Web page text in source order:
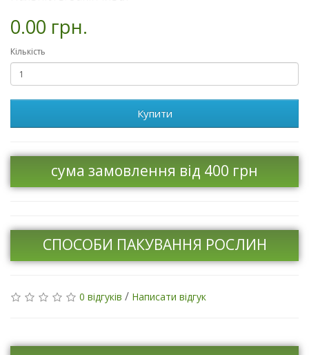
0.00 грн.
Кількість
Купити
сума замовлення від 400 грн
СПОСОБИ ПАКУВАННЯ РОСЛИН
0 відгуків / Написати відгук